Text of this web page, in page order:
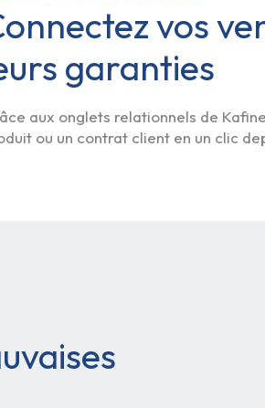
vos
garanties
aux onglets relationnels de
ou un contrat client en un clic